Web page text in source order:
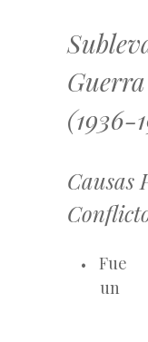
(1936-
Causas
Fue
un